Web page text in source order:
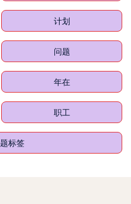
计划
问题
年在
职工
标签